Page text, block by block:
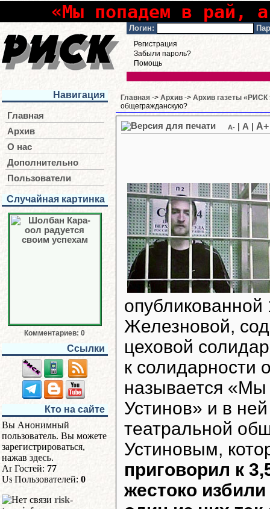
«Мы попадем в рай,
Логин:
Регистрация
Забыли пароль?
Помощь
Навигация
Главная
Архив
О нас
Дополнительно
Пользователи
Случайная картинка
Комментариев: 0
Ссылки
Кто на сайте
Вы Анонимный
пользователь. Вы можете
зарегистрироваться,
нажав здесь.
Гостей: 77
Пользователей: 0
risk-
Главная -> Архив -> Архив газеты «РИСК
общегражданскую?
A- A A+
Железновой,
цеховой
к солидарности
называется
Устинов» и в
театральной
Устиновым,
приговорил к
жестоко